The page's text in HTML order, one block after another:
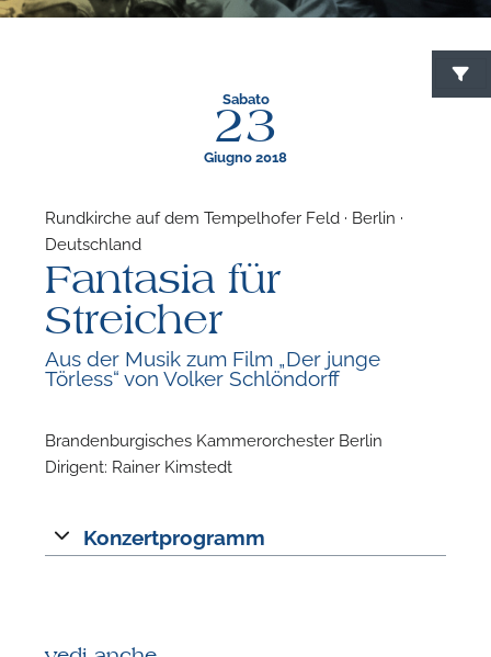
Sabato
23
Giugno 2018
Rundkirche auf dem Tempelhofer Feld · Berlin ·
Deutschland
Fantasia für
Streicher
Aus der Musik zum Film „Der junge
Törless“ von Volker Schlöndorff
Brandenburgisches Kammerorchester Berlin
Dirigent: Rainer Kimstedt
Konzertprogramm